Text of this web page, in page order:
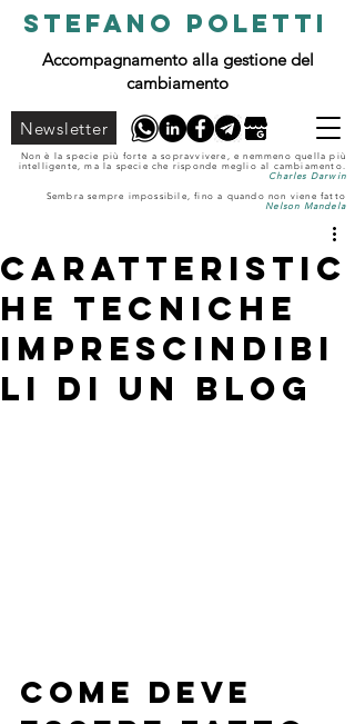
STEFANO POLETTI
Accompagnamento alla gestione del
cambiamento
Newsletter
Non è la specie più forte a sopravvivere, e nemmeno quella più
intelligente, ma la specie che risponde meglio al cambiamento.
Charles Darwin
Sembra sempre impossibile, fino a quando non viene fatto
Nelson Mandela
Caratteristic
he tecniche
imprescindibi
li di un blog
Come deve